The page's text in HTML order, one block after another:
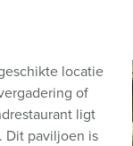
locatie
of
ligt
Dit paviljoen is